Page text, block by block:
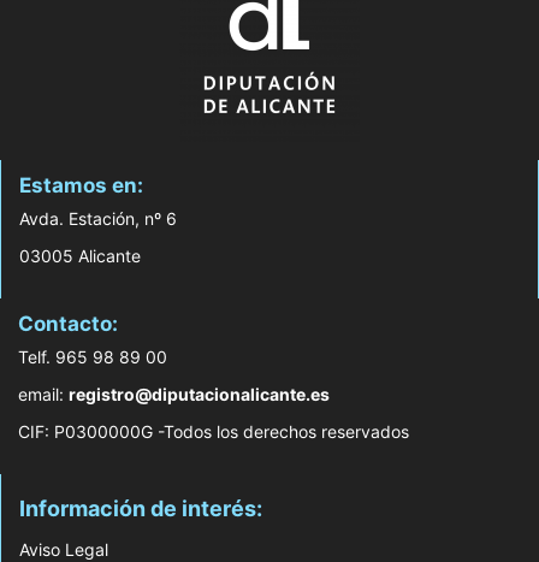
Estamos en:
Avda. Estación, nº 6
03005 Alicante
Contacto:
Telf. 965 98 89 00
email: registro@diputacionalicante.es
CIF: P0300000G -Todos los derechos reservados
Información de interés:
Aviso Legal